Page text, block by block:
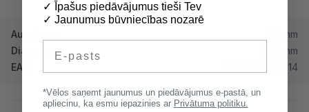
Augstums
50 mm
Diametrs
600 mm
EAN
2000000014014
✓ Īpašus piedāvājumus tieši Tev
✓ Jaunumus būvniecības nozarē
*Vēlos saņemt jaunumus un piedāvājumus e-pastā, un
apliecinu, ka esmu iepazinies ar Privātuma politiku.